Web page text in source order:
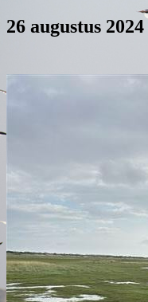
26 augustus 2024